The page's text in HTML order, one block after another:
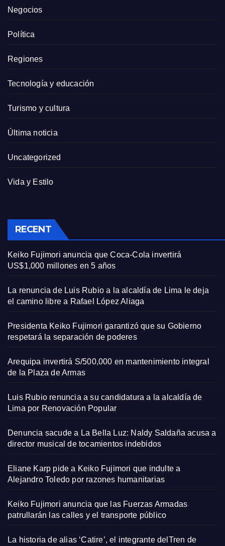
Negocios
Política
Regiones
Tecnología y educación
Turismo y cultura
Última noticia
Uncategorized
Vida y Estilo
RECENT
Keiko Fujimori anuncia que Coca-Cola invertirá
US$1,000 millones en 5 años
La renuncia de Luis Rubio a la alcaldía de Lima le deja
el camino libre a Rafael López Aliaga
Presidenta Keiko Fujimori garantizó que su Gobierno
respetará la separación de poderes
Arequipa invertirá S/500,000 en mantenimiento integral
de la Plaza de Armas
Luis Rubio renuncia a su candidatura a la alcaldía de
Lima por Renovación Popular
Denuncia sacude a La Bella Luz: Naldy Saldaña acusa a
director musical de tocamientos indebidos
Eliane Karp pide a Keiko Fujimori que indulte a
Alejandro Toledo por razones humanitarias
Keiko Fujimori anuncia que las Fuerzas Armadas
patrullarán las calles y el transporte público
La historia de alias ‘Catire’, el integrante delTren de